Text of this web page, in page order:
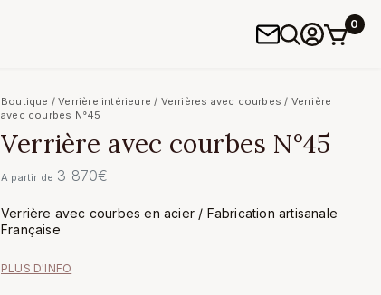
0
Boutique /Verrière intérieure / Verrières avec courbes / Verrière
avec courbes N°45
Verrière avec courbes N°45
A partir de 3 870€
Verrière avec courbes en acier / Fabrication artisanale
Française
PLUS D'INFO